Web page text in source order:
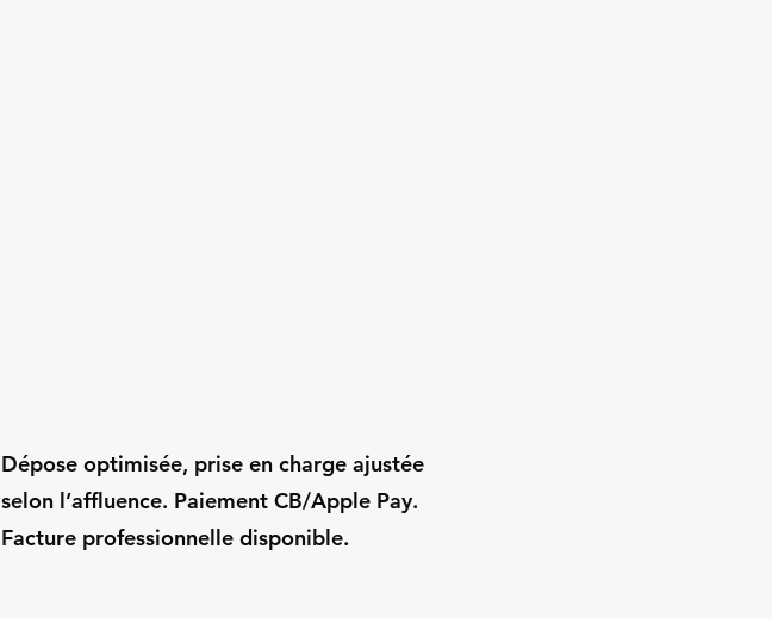
Dépose optimisée, prise en charge ajustée
selon l’affluence. Paiement CB/Apple Pay.
Facture professionnelle disponible.